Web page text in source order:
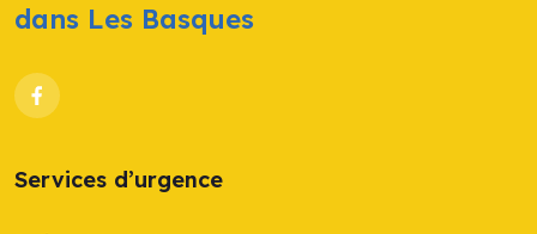
dans Les Basques
Services d’urgence